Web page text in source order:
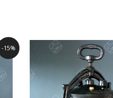
-15%
price
was: